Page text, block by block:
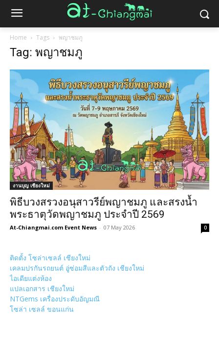
Home Tags พญาชมภู
Tag: พญาชมภู
งานบุญ เชียงใหม่
พิธีบวงสรวงอนุสาวรีย์พญาชมภู และสรงน้ำ
พระธาตุวัดพญาชมภู ประจำปี 2569
At-Chiangmai.com Event News - 07 May 2026 0
ติดตั้ง โซล่าเซลล์ เชียงใหม่
เคลมปรกันรถยนต์ อู่ซ่อมสีและตัวถัง เชียงใหม่
ไอเดียแต่งห้อง
แปลเอกสาร เชียงใหม่
NTGems เครื่องประดับอัญมณี
โซล่า เซลล์ ขอนแก่น